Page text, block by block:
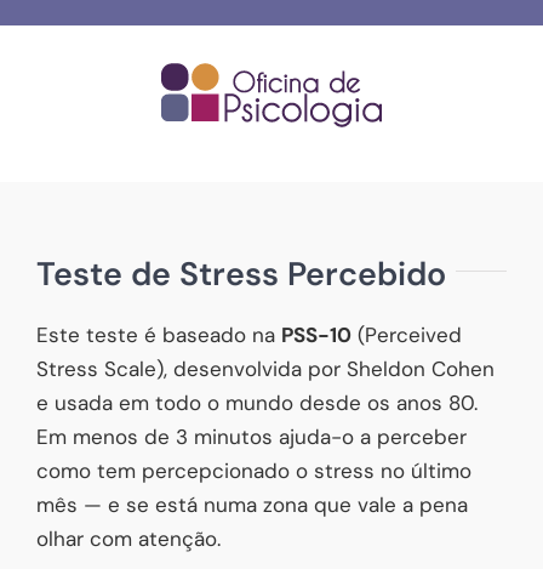
Teste de Stress Percebido
Este teste é baseado na PSS-10(Perceived
Stress Scale), desenvolvida por Sheldon Cohen
e usada em todo o mundo desde os anos 80.
Em menos de 3 minutos ajuda-o a perceber
como tem percepcionado o stress no último
mês — e se está numa zona que vale a pena
olhar com atenção.